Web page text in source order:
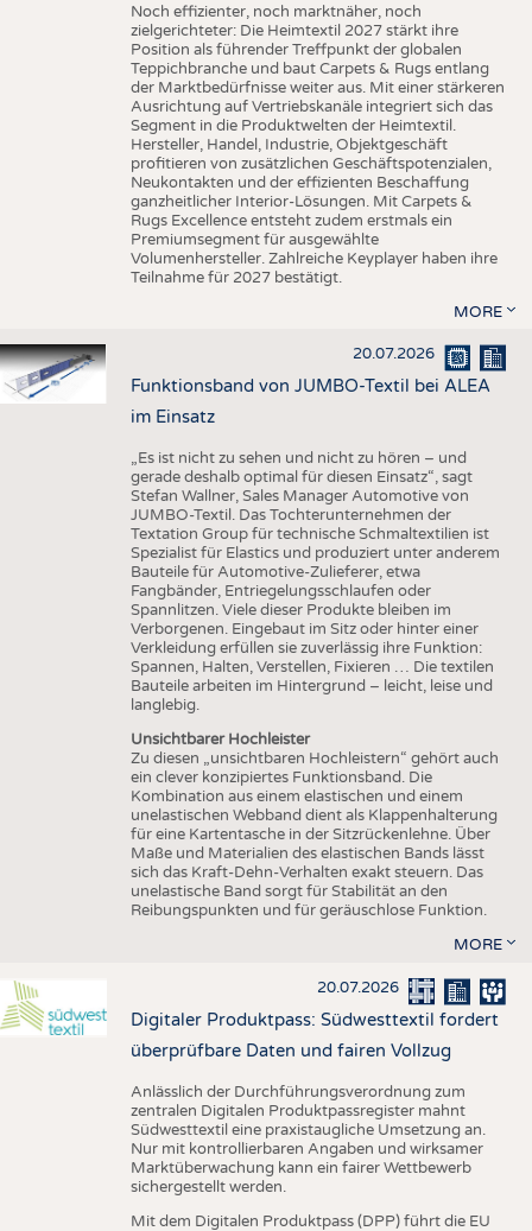
Noch effizienter, noch marktnäher, noch
zielgerichteter: Die Heimtextil 2027 stärkt ihre
Position als führender Treffpunkt der globalen
Teppichbranche und baut Carpets & Rugs entlang
der Marktbedürfnisse weiter aus. Mit einer stärkeren
Ausrichtung auf Vertriebskanäle integriert sich das
Segment in die Produktwelten der Heimtextil.
Hersteller, Handel, Industrie, Objektgeschäft
profitieren von zusätzlichen Geschäftspotenzialen,
Neukontakten und der effizienten Beschaffung
ganzheitlicher Interior-Lösungen. Mit Carpets &
Rugs Excellence entsteht zudem erstmals ein
Premiumsegment für ausgewählte
Volumenhersteller. Zahlreiche Keyplayer haben ihre
Teilnahme für 2027 bestätigt.
MORE
20.07.2026
Funktionsband von JUMBO-Textil bei ALEA
im Einsatz
„Es ist nicht zu sehen und nicht zu hören – und
gerade deshalb optimal für diesen Einsatz“, sagt
Stefan Wallner, Sales Manager Automotive von
JUMBO-Textil. Das Tochterunternehmen der
Textation Group für technische Schmaltextilien ist
Spezialist für Elastics und produziert unter anderem
Bauteile für Automotive-Zulieferer, etwa
Fangbänder, Entriegelungsschlaufen oder
Spannlitzen. Viele dieser Produkte bleiben im
Verborgenen. Eingebaut im Sitz oder hinter einer
Verkleidung erfüllen sie zuverlässig ihre Funktion:
Spannen, Halten, Verstellen, Fixieren … Die textilen
Bauteile arbeiten im Hintergrund – leicht, leise und
langlebig.
Unsichtbarer Hochleister
Zu diesen „unsichtbaren Hochleistern“ gehört auch
ein clever konzipiertes Funktionsband. Die
Kombination aus einem elastischen und einem
unelastischen Webband dient als Klappenhalterung
für eine Kartentasche in der Sitzrückenlehne. Über
Maße und Materialien des elastischen Bands lässt
sich das Kraft-Dehn-Verhalten exakt steuern. Das
unelastische Band sorgt für Stabilität an den
Reibungspunkten und für geräuschlose Funktion.
MORE
20.07.2026
Digitaler Produktpass: Südwesttextil fordert
überprüfbare Daten und fairen Vollzug
Anlässlich der Durchführungsverordnung zum
zentralen Digitalen Produktpassregister mahnt
Südwesttextil eine praxistaugliche Umsetzung an.
Nur mit kontrollierbaren Angaben und wirksamer
Marktüberwachung kann ein fairer Wettbewerb
sichergestellt werden.
Mit dem Digitalen Produktpass (DPP) führt die EU